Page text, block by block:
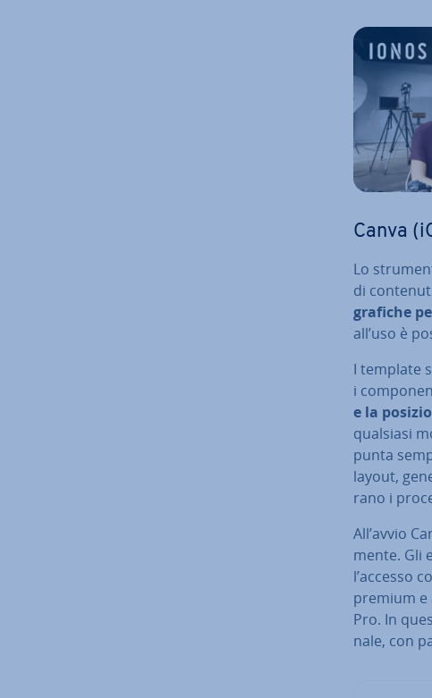
Canva
Lo
di
grafiche
all’uso è
I template
i
e la
qualsiasi
punta
layout,
ra­no i
All’avvio
men­te. Gli
l’accesso
premium e
Pro. In
na­le, con